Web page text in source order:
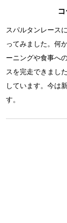
スパルタンレース
ってみました。何
ーニングや食事へ
スを完走できまし
しています。今は
す。